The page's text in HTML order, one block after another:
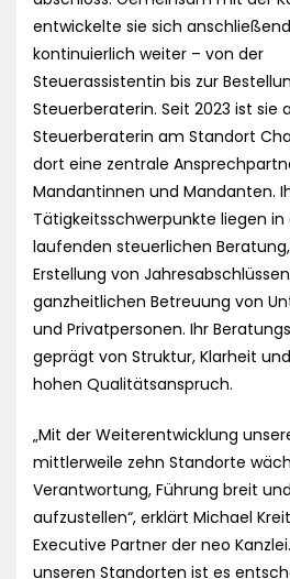
entwickelte sie sich anschließend
kontinuierlich weiter – von der
Steuerassistentin bis zur
Steuerberaterin. Seit 2023 ist sie
Steuerberaterin am Standort
dort eine zentrale
Mandantinnen und Mandanten.
Tätigkeitsschwerpunkte liegen in
laufenden steuerlichen
Erstellung von
ganzheitlichen Betreuung von
und Privatpersonen. Ihr
geprägt von Struktur, Klarheit
hohen Qualitätsanspruch.
„Mit der Weiterentwicklung
mittlerweile zehn Standorte
Verantwortung, Führung breit
aufzustellen“, erklärt Michael
Executive Partner der neo
unseren Standorten ist es